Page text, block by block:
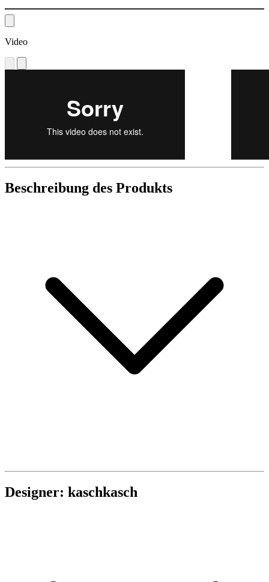
Video
Beschreibung des Produkts
Designer: kaschkasch